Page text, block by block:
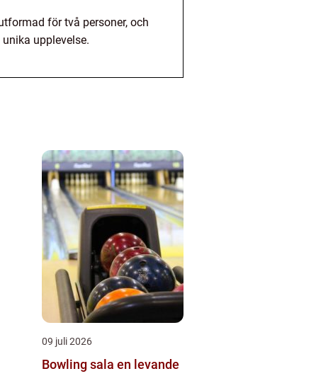
för två personer, och
upplevelse.
09 juli 2026
Bowling sala en levande